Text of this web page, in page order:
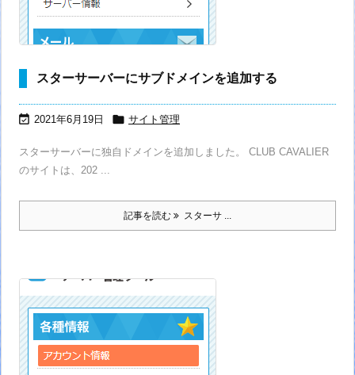
スターサーバーにサブドメインを追加する
 2021年6月19日  サイト管理
スターサーバーに独自ドメインを追加しました。 CLUB CAVALIER
のサイトは、202 ...
記事を読む スターサ ...